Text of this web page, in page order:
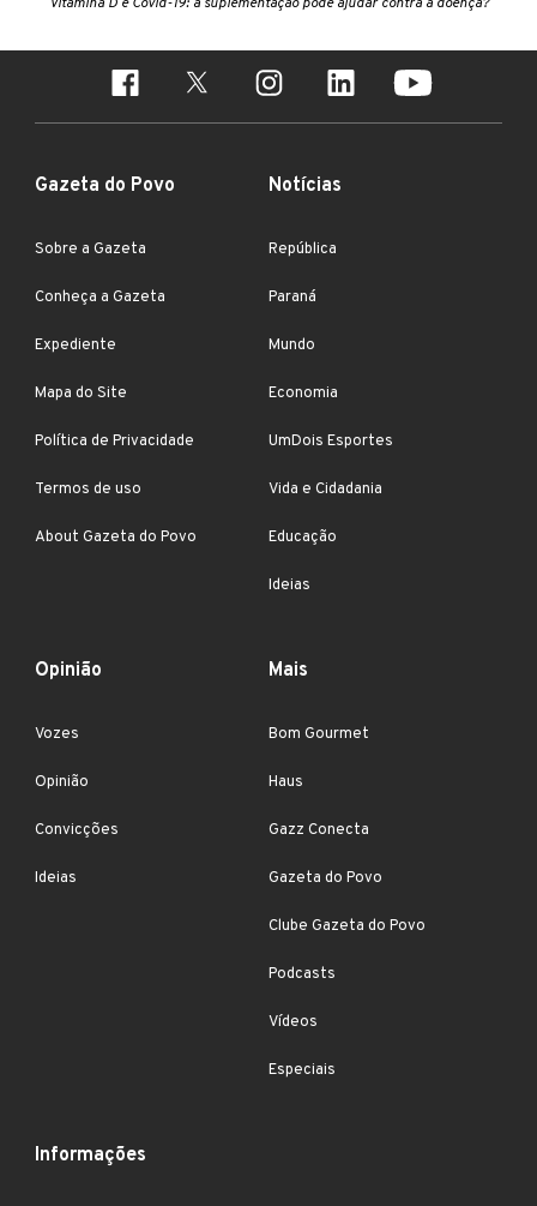
Gazeta do Povo
Sobre a Gazeta
Conheça a Gazeta
Expediente
Mapa do Site
Política de Privacidade
Termos de uso
About Gazeta do Povo
Notícias
República
Paraná
Mundo
Economia
UmDois Esportes
Vida e Cidadania
Educação
Ideias
Opinião
Vozes
Opinião
Convicções
Ideias
Mais
Bom Gourmet
Haus
Gazz Conecta
Gazeta do Povo
Clube Gazeta do Povo
Podcasts
Vídeos
Especiais
Informações